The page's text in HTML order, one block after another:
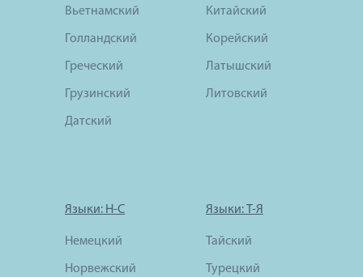
Вьетнамский
Голландский
Греческий
Грузинский
Датский
Китайский
Корейский
Латышский
Литовский
Языки: Н-С
Немецкий
Норвежский
Языки: Т-Я
Тайский
Турецкий